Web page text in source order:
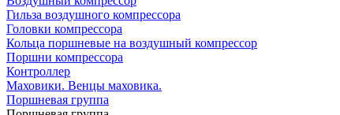
Гильза воздушного компрессора
Головки компрессора
Кольца поршневые на воздушный компрессор
Поршни компрессора
Контроллер
Маховики. Венцы маховика.
Поршневая группа